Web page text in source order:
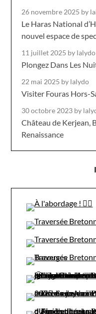
26 novembre 2025 by
Le Haras National
nouvel espace de
11 juillet 2025 by lalydo
Plongez Dans Les
22 mai 2025 by lalydo
Visiter Fouras Hors-
30 octobre 2023 by
Château de Kerjean,
Renaissance